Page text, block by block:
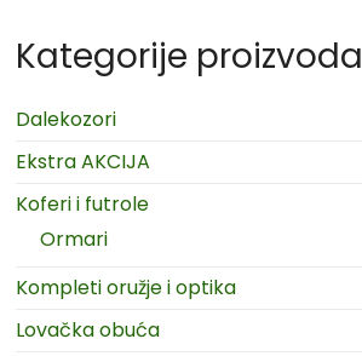
Kategorije proizvoda
Dalekozori
Ekstra AKCIJA
Koferi i futrole
Ormari
Kompleti oružje i optika
Lovačka obuća